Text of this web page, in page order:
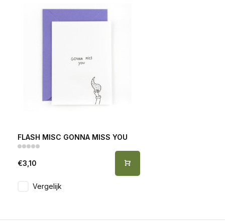
FLASH MISC GONNA MISS YOU
€3,10
Vergelijk